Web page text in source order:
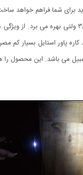
پاور استایل بسیار کم